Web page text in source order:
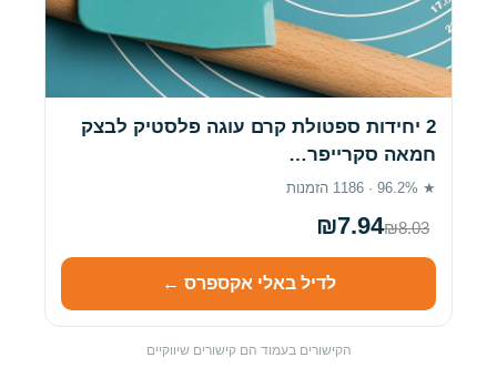
2 יחידות ספטולת קרם עוגה פלסטיק לבצק
חמאה סקרייפר…
★ 96.2% · 1186 הזמנות
₪7.94₪8.03
לדיל באלי אקספרס ←
הקישורים בעמוד הם קישורים שיווקיים